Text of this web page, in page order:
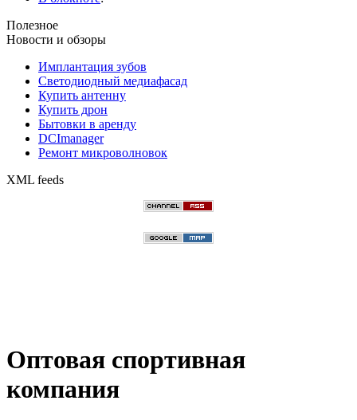
Полезное
Новости и обзоры
Имплантация зубов
Светодиодный медиафасад
Купить антенну
Купить дрон
Бытовки в аренду
DCImanager
Ремонт микроволновок
XML feeds
Оптовая спортивная
компания